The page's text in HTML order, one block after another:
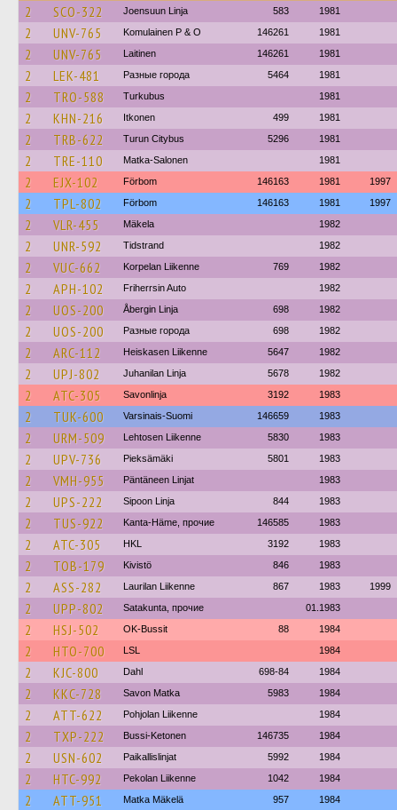
2 SCO-322 Joensuun Linja 583 1981
2 UNV-765 Komulainen P & O 146261 1981
2 UNV-765 Laitinen 146261 1981
2 LEK-481 Разные города 5464 1981
2 TRO-588 Turkubus 1981
2 KHN-216 Itkonen 499 1981
2 TRB-622 Turun Citybus 5296 1981
2 TRE-110 Matka-Salonen 1981
2 EJX-102 Förbom 146163 1981 1997
2 TPL-802 Förbom 146163 1981 1997
2 VLR-455 Mäkela 1982
2 UNR-592 Tidstrand 1982
2 VUC-662 Korpelan Liikenne 769 1982
2 APH-102 Friherrsin Auto 1982
2 UOS-200 Åbergin Linja 698 1982
2 UOS-200 Разные города 698 1982
2 ARC-112 Heiskasen Liikenne 5647 1982
2 UPJ-802 Juhanilan Linja 5678 1982
2 ATC-305 Savonlinja 3192 1983
2 TUK-600 Varsinais-Suomi 146659 1983
2 URM-509 Lehtosen Liikenne 5830 1983
2 UPV-736 Pieksämäki 5801 1983
2 VMH-955 Päntäneen Linjat 1983
2 UPS-222 Sipoon Linja 844 1983
2 TUS-922 Kanta-Häme, прочие 146585 1983
2 ATC-305 HKL 3192 1983
2 TOB-179 Kivistö 846 1983
2 ASS-282 Laurilan Liikenne 867 1983 1999
2 UPP-802 Satakunta, прочие 01.1983
2 HSJ-502 OK-Bussit 88 1984
2 HTO-700 LSL 1984
2 KJC-800 Dahl 698-84 1984
2 KKC-728 Savon Matka 5983 1984
2 ATT-622 Pohjolan Liikenne 1984
2 TXP-222 Bussi-Ketonen 146735 1984
2 USN-602 Paikallislinjat 5992 1984
2 HTC-992 Pekolan Liikenne 1042 1984
2 ATT-951 Matka Mäkelä 957 1984